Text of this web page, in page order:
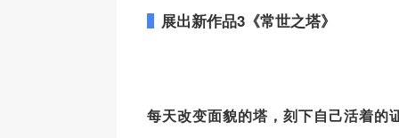
展出新作品3《常世之塔》
每天改变面貌的塔，刻下自己活着的